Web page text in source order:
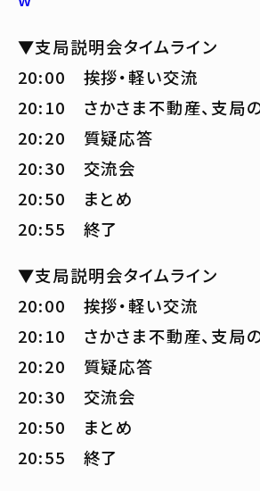
▼支局説明会タイムライン
20:00 挨拶・軽い交流
20:10 さかさま不動産、支局
20:20 質疑応答
20:30 交流会
20:50 まとめ
20:55 終了
▼支局説明会タイムライン
20:00 挨拶・軽い交流
20:10 さかさま不動産、支局
20:20 質疑応答
20:30 交流会
20:50 まとめ
20:55 終了